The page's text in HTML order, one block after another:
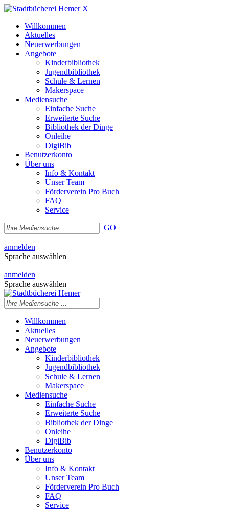
X
Willkommen
Aktuelles
Neuerwerbungen
Angebote
Kinderbibliothek
Jugendbibliothek
Schule & Lernen
Makerspace
Mediensuche
Einfache Suche
Erweiterte Suche
Bibliothek der Dinge
Onleihe
DigiBib
Benutzerkonto
Über uns
Info & Kontakt
Unser Team
Förderverein Pro Buch
FAQ
Service
GO
|
anmelden
Sprache auswählen
|
anmelden
Sprache auswählen
Willkommen
Aktuelles
Neuerwerbungen
Angebote
Kinderbibliothek
Jugendbibliothek
Schule & Lernen
Makerspace
Mediensuche
Einfache Suche
Erweiterte Suche
Bibliothek der Dinge
Onleihe
DigiBib
Benutzerkonto
Über uns
Info & Kontakt
Unser Team
Förderverein Pro Buch
FAQ
Service